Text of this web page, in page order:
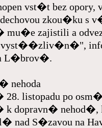
vst�t bez
zkou�ku s
mu�e zajistili a
vyst��zliv�n�",
L�brov�.
nehoda
listopadu po
k dopravn�
nad S�zavou na